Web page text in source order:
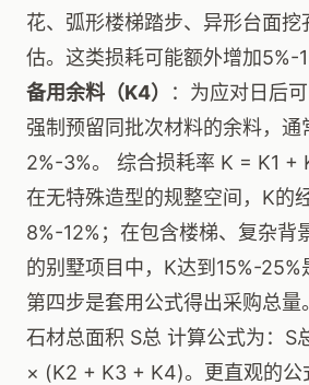
花、弧形楼梯踏步、异形台面
估。这类损耗可能额外增加5%-
备用余料（K4）
：为应对日后
强制预留同批次材料的余料，通
2%-3%。 综合损耗率 K = K1 +
在无特殊造型的规整空间，K的
8%-12%；在包含楼梯、复杂背
的别墅项目中，K达到15%-25%
第四步是套用公式得出采购总量
石材总面积 S总 计算公式为：S
× (K2 + K3 + K4)。更直观的公